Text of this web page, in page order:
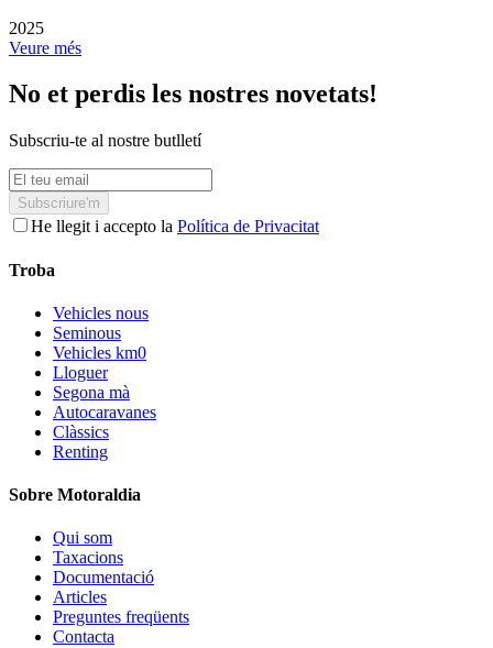
2025
Veure més
No et perdis les nostres novetats!
Subscriu-te al nostre butlletí
Subscriure'm
He llegit i accepto la Política de Privacitat
Troba
Vehicles nous
Seminous
Vehicles km0
Lloguer
Segona mà
Autocaravanes
Clàssics
Renting
Sobre Motoraldia
Qui som
Taxacions
Documentació
Articles
Preguntes freqüents
Contacta